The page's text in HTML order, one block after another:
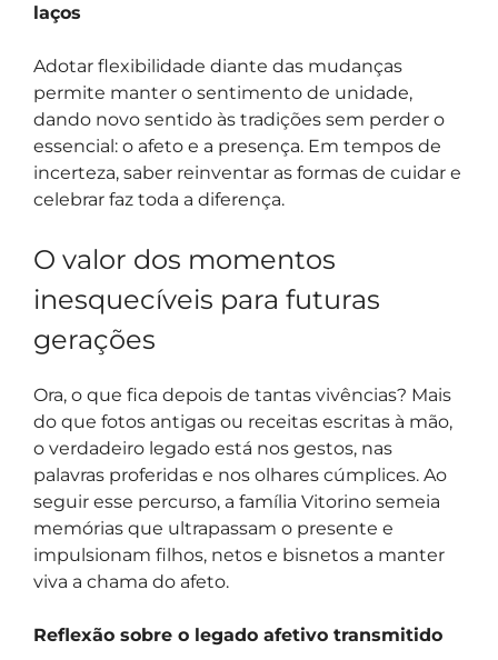
laços
Adotar flexibilidade diante das mudanças
permite manter o sentimento de unidade,
dando novo sentido às tradições sem perder o
essencial: o afeto e a presença. Em tempos de
incerteza, saber reinventar as formas de cuidar e
celebrar faz toda a diferença.
O valor dos momentos
inesquecíveis para futuras
gerações
Ora, o que fica depois de tantas vivências? Mais
do que fotos antigas ou receitas escritas à mão,
o verdadeiro legado está nos gestos, nas
palavras proferidas e nos olhares cúmplices. Ao
seguir esse percurso, a família Vitorino semeia
memórias que ultrapassam o presente e
impulsionam filhos, netos e bisnetos a manter
viva a chama do afeto.
Reflexão sobre o legado afetivo transmitido